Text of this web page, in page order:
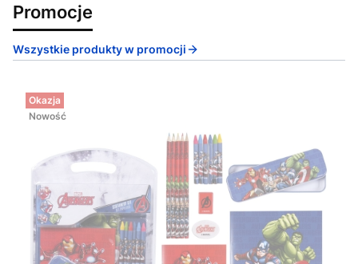
Promocje
Wszystkie produkty w promocji
Okazja
Nowość